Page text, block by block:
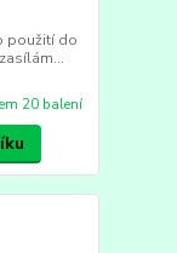
použití do
20 balení